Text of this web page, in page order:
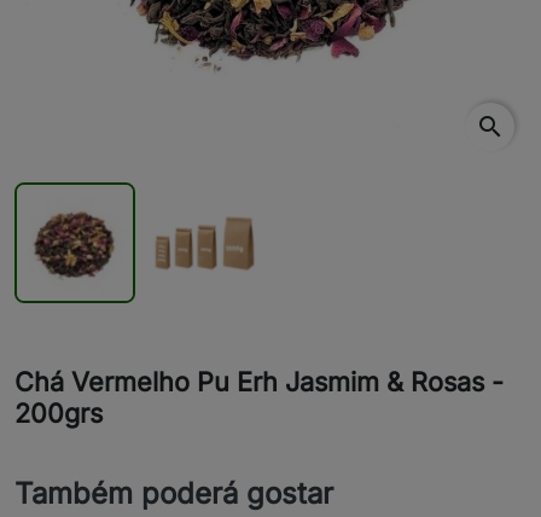
search
Chá Vermelho Pu Erh Jasmim & Rosas -
200grs
Também poderá gostar